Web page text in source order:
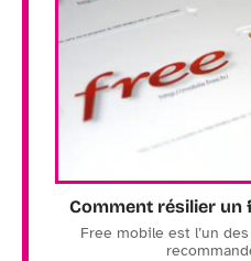
Comment résilier un
Free mobile est l’un